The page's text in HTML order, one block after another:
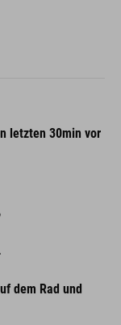
letzten 30min vor
dem Rad und